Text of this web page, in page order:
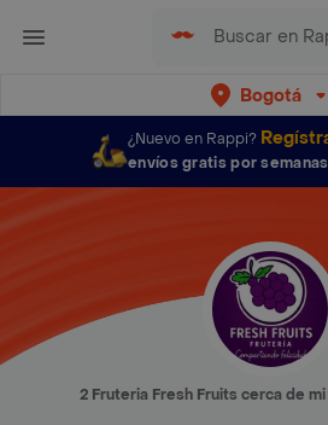
Bogotá
¿Nuevo en Rappi?
envíos gratis por semanas
2 Fruteria Fresh Fruits cerca de